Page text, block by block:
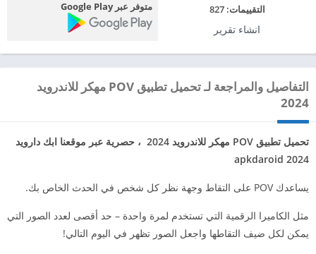
التقييمات:827
انشاء تقرير
متوفر عبر Google Play
التفاصيل والمراجعة لـ تحميل تطبيق POV مهكر للاندرويد
2024
تحميل تطبيق POV مهكر للاندرويد 2024 ، حصرية عبر موقعنا ابك دارويد
2024 apkdaroid
يساعدك POV على التقاط وجهة نظر كل شخص في الحدث الخاص بك.
مثل الكاميرا الرقمية التي تستخدم لمرة واحدة – حد أقصى لعدد الصور التي
يمكن لكل ضيف التقاطها واجعل الصور تظهر في اليوم التالي!